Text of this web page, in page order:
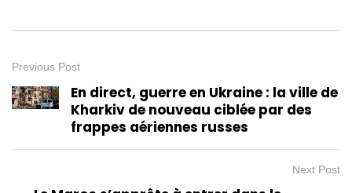
Previous Post
En direct, guerre en Ukraine : la ville de
Kharkiv de nouveau ciblée par des
frappes aériennes russes
Next Post